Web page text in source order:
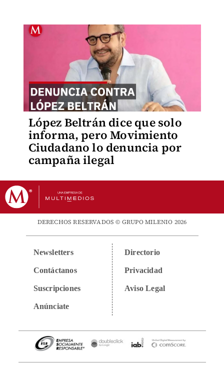
López Beltrán dice que solo
informa, pero Movimiento
Ciudadano lo denuncia por
campaña ilegal
DERECHOS RESERVADOS © GRUPO MILENIO 2026
Newsletters
Contáctanos
Suscripciones
Anúnciate
Directorio
Privacidad
Aviso Legal